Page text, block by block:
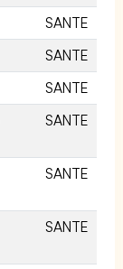
SANTE
SANTE
SANTE
SANTE
SANTE
SANTE